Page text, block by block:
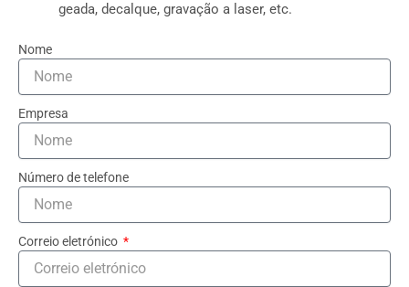
geada, decalque, gravação a laser, etc.
Nome
Empresa
Número de telefone
Correio eletrónico